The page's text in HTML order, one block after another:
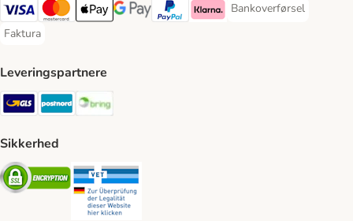
VISA Payment Method
Mastercard Payment Method
Apply pay Payment Method
Google Pay Payment Method
paypal Payment Method
Klarna Payment Method
Bankoverførsel
Bankoverførsel
Faktura
Faktura Payment Method
Leveringspartnere
GLS Shipping Method
Postnord Shipping Method
Sikkerhed
Security